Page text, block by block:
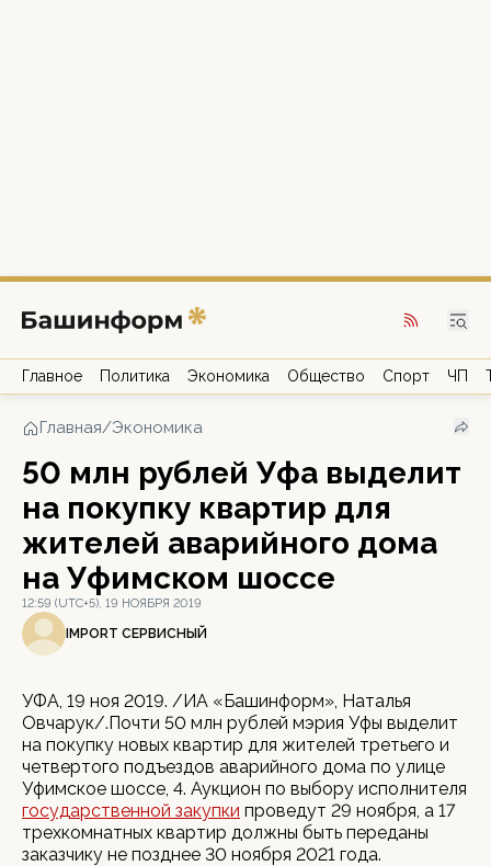
Главное Политика Экономика Общество Спорт ЧП
Главная/Экономика
50 млн рублей Уфа выделит
на покупку квартир для
жителей аварийного дома
на Уфимском шоссе
12:59 (UTC+5), 19 НОЯБРЯ 2019
IMPORT СЕРВИСНЫЙ
УФА, 19 ноя 2019. /ИА «Башинформ», Наталья
Овчарук/.Почти 50 млн рублей мэрия Уфы выделит
на покупку новых квартир для жителей третьего и
четвертого подъездов аварийного дома по улице
Уфимское шоссе, 4. Аукцион по выбору исполнителя
государственной закупки проведут 29 ноября, а 17
трехкомнатных квартир должны быть переданы
заказчику не позднее 30 ноября 2021 года.